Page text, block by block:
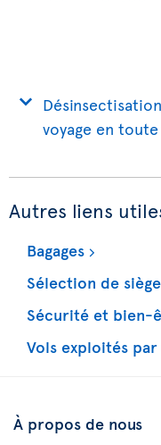
voyage en
Autres liens
Bagages
Sélection de
Sécurité et bien-
Vols exploités
À propos de nous